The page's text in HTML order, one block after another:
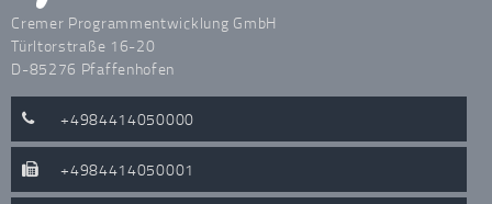
Cremer Programmentwicklung GmbH
Türltorstraße 16-20
D-85276 Pfaffenhofen
+4984414050000
+4984414050001